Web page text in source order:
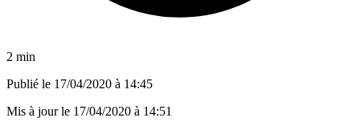
2 min
Publié le 17/04/2020 à 14:45
Mis à jour le 17/04/2020 à 14:51